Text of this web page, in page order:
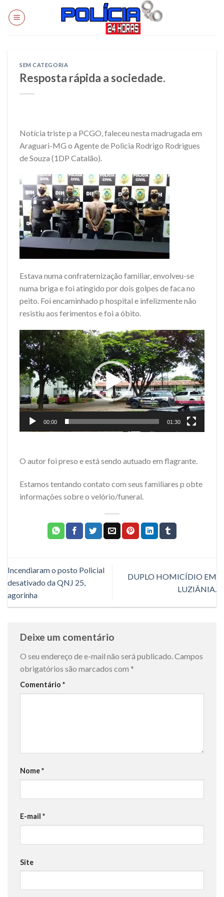
SEM CATEGORIA
Resposta rápida a sociedade.
Notícia triste p a PCGO, faleceu nesta madrugada em
Araguari-MG o Agente de Policia Rodrigo Rodrigues
de Souza (1DP Catalão).
Estava numa confraternização familiar, envolveu-se
numa briga e foi atingido por dois golpes de faca no
peito. Foi encaminhado p hospital e infelizmente não
resistiu aos ferimentos e foi a óbito.
Tocador
de
vídeo
00:00 01:30
O autor foi preso e está sendo autuado em flagrante.
Estamos tentando contato com seus familiares p obte
informações sobre o velório/funeral.
Incendiaram o posto Policial
desativado da QNJ 25,
agorinha
DUPLO HOMICÍDIO EM
LUZIÂNIA.
Deixe um comentário
O seu endereço de e-mail não será publicado.Campos
obrigatórios são marcados com *
Comentário *
Nome*
E-mail *
Site